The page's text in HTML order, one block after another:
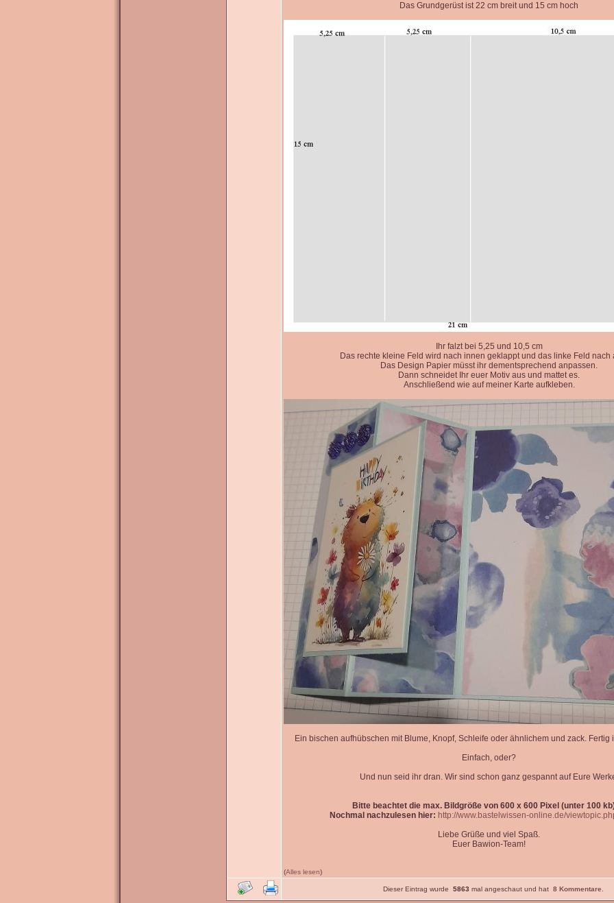
Das Grundgerüst ist 22 cm breit und 15 cm hoch
Ihr falzt bei 5,25 und 10,5 cm
Das rechte kleine Feld wird nach innen geklappt und das linke Feld nach
Das Design Papier müsst ihr dementsprechend anpassen.
Dann schneidet Ihr euer Motiv aus und mattet es.
Anschließend wie auf meiner Karte aufkleben.
Ein bischen aufhübschen mit Blume, Knopf, Schleife oder ähnlichem und zack. Fertig
Einfach, oder?
Und nun seid ihr dran. Wir sind schon ganz gespannt auf Eure
Bitte beachtet die max. Bildgröße von 600 x 600 Pixel (unter 100
Nochmal nachzulesen hier: http://www.bastelwissen-online.de/
Liebe Grüße und viel Spaß.
Euer Bawion-Team!
(Alles lesen)
Dieser Eintrag wurde 5863 mal angeschaut und hat 8 Kommentare